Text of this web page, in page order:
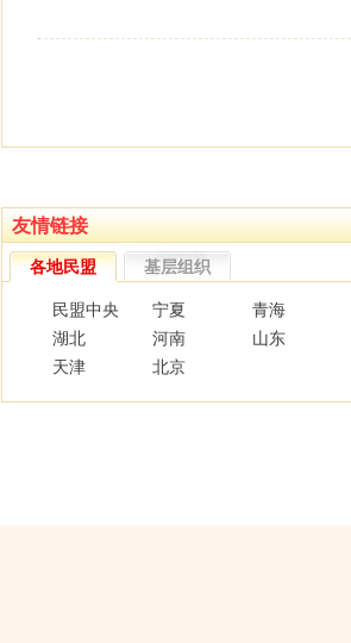
友情链接
各地民盟 基层组织
民盟中央 宁夏 青海
湖北
河南 山东
天津
北京